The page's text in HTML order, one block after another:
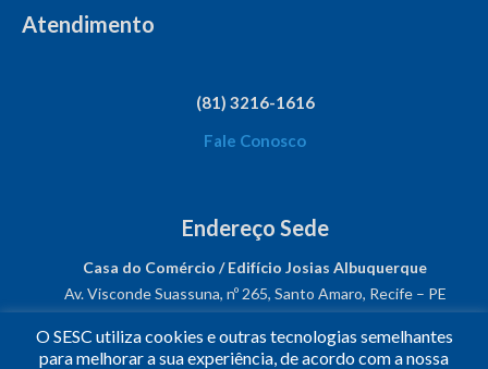
Atendimento
(81) 3216-1616
Fale Conosco
Endereço Sede
Casa do Comércio / Edifício Josias Albuquerque
Av. Visconde Suassuna, nº 265, Santo Amaro, Recife – PE
CNPJ: 03.482.931/0001-61
O SESC utiliza cookies e outras tecnologias semelhantes
para melhorar a sua experiência, de acordo com a nossa